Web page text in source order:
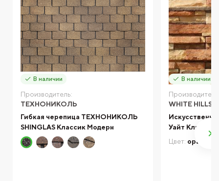
В наличии
Производитель:
ТЕХНОНИКОЛЬ
Гибкая черепица ТЕХНОНИКОЛЬ
SHINGLAS Классик Модерн
В наличии
WHITE HILLS
Уайт Клиффс
Цвет: